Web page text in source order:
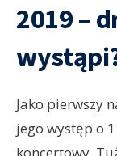
2019 –
Jako pierwszy
jego występ o
koncertowy.